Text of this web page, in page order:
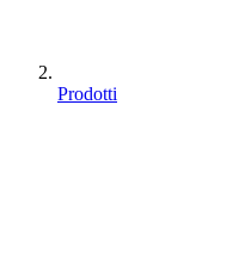
Prodotti